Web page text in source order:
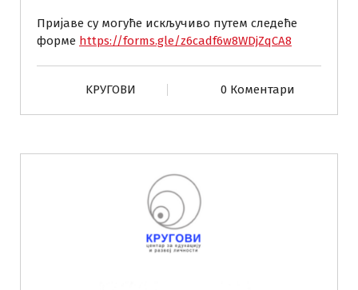
Пријаве су могуће искључиво путем следеће
форме https://forms.gle/z6cadf6w8WDjZqCA8
KРУГОВИ 0 Коментари